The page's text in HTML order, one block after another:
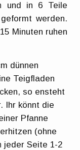
und in 6 Teile
werden.
Minuten ruhen
dünnen
Teigfladen
so ensteht
Ihr könnt die
Pfanne
(ohne
jeder Seite 1-2